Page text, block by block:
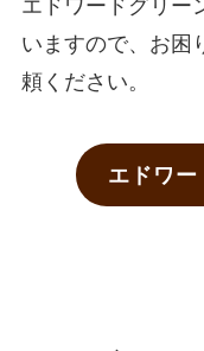
エドワードグリー
いますので、お困
頼ください。
エドワ